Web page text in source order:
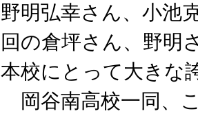
野明弘幸さん、小池
回の倉坪さん、野明
本校にとって大きな
岡谷南高校一同、